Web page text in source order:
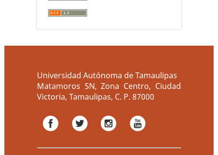
Universidad Autónoma de Tamaulipas
Matamoros SN, Zona Centro, Ciudad
Victoria, Tamaulipas, C. P. 87000